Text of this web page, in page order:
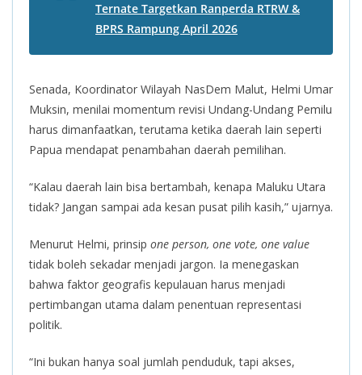
Ternate Targetkan Ranperda RTRW &
BPRS Rampung April 2026
Senada, Koordinator Wilayah NasDem Malut, Helmi Umar
Muksin, menilai momentum revisi Undang-Undang Pemilu
harus dimanfaatkan, terutama ketika daerah lain seperti
Papua mendapat penambahan daerah pemilihan.
“Kalau daerah lain bisa bertambah, kenapa Maluku Utara
tidak? Jangan sampai ada kesan pusat pilih kasih,” ujarnya.
Menurut Helmi, prinsip one person, one vote, one value
tidak boleh sekadar menjadi jargon. Ia menegaskan
bahwa faktor geografis kepulauan harus menjadi
pertimbangan utama dalam penentuan representasi
politik.
“Ini bukan hanya soal jumlah penduduk, tapi akses,